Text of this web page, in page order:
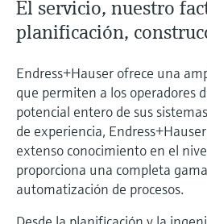
El servicio, nuestro
planificación,
Endress+Hauser ofrece una
que permiten a los operadores
potencial entero de sus
de experiencia,
extenso conocimiento en el
proporciona una completa
automatización de procesos.